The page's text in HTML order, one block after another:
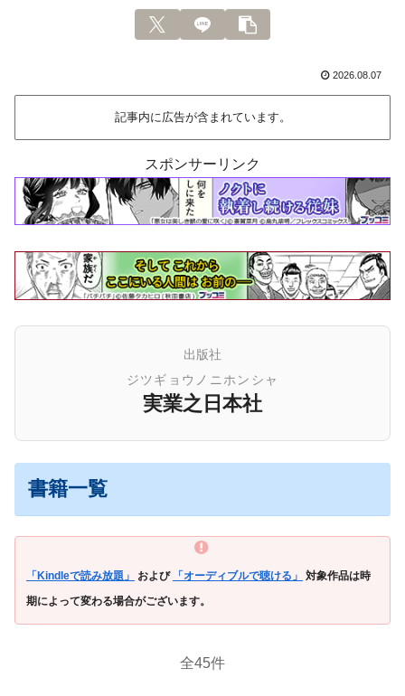
2026.08.07
記事内に広告が含まれています。
スポンサーリンク
出版社
ジツギョウノニホンシャ
実業之日本社
書籍一覧
「Kindleで読み放題」 および 「オーディブルで聴ける」
対象作品は時
期によって変わる場合がございます。
全45件